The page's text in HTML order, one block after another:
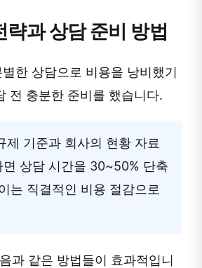
략과 상담 준비 방법
한 상담으로 비용을 낭비했기
전 충분한 준비를 했습니다.
제 기준과 회사의 현황 자료
면 상담 시간을 30~50% 단축
는 직결적인 비용 절감으로
과 같은 방법들이 효과적입니